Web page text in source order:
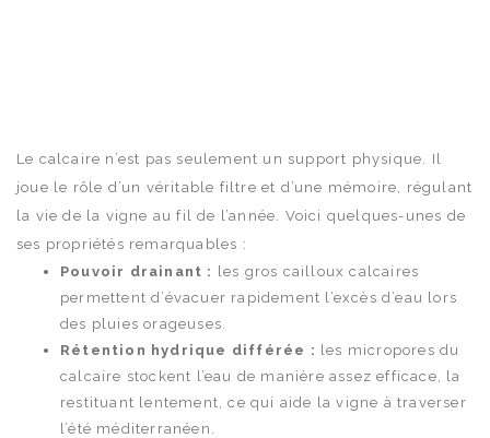
Le calcaire n’est pas seulement un support physique. Il
joue le rôle d’un véritable filtre et d’une mémoire, régulant
la vie de la vigne au fil de l’année. Voici quelques-unes de
ses propriétés remarquables :
Pouvoir drainant :
les gros cailloux calcaires
permettent d’évacuer rapidement l’excès d’eau lors
des pluies orageuses.
Rétention hydrique différée :
les micropores du
calcaire stockent l’eau de manière assez efficace, la
restituant lentement, ce qui aide la vigne à traverser
l’été méditerranéen.